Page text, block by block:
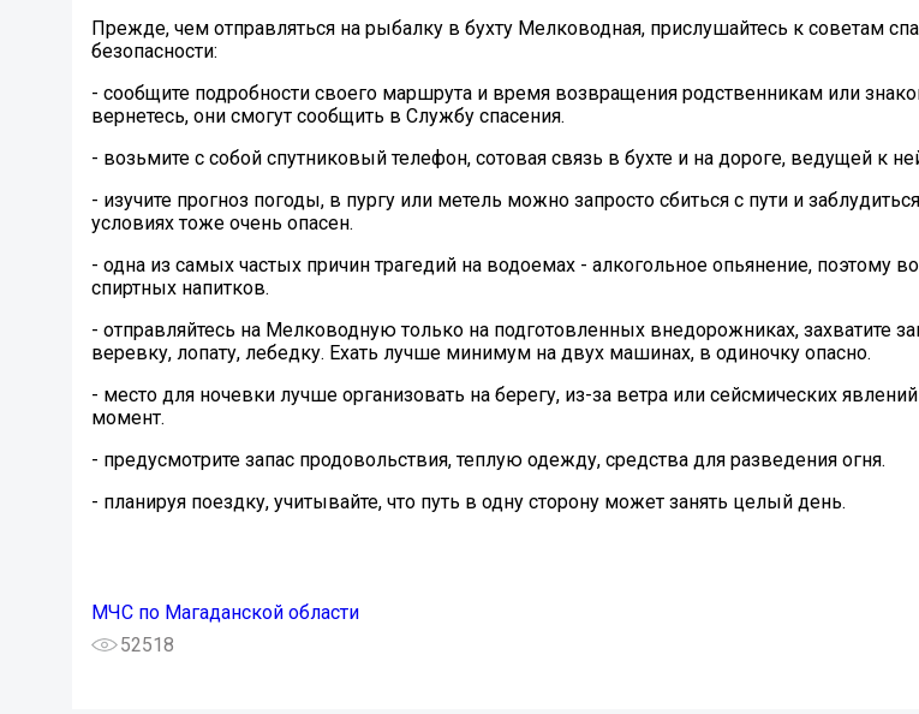
Прежде, чем отправляться на рыбалку в бухту Мелководная, прислушайтесь к советам
безопасности:
- сообщите подробности своего маршрута и время возвращения родственникам или
вернетесь, они смогут сообщить в Службу спасения.
- возьмите с собой спутниковый телефон, сотовая связь в бухте и на дороге, ведущей к
- изучите прогноз погоды, в пургу или метель можно запросто сбиться с пути и
условиях тоже очень опасен.
- одна из самых частых причин трагедий на водоемах - алкогольное опьянение, поэтому
спиртных напитков.
- отправляйтесь на Мелководную только на подготовленных внедорожниках, захватите
веревку, лопату, лебедку. Ехать лучше минимум на двух машинах, в одиночку опасно.
- место для ночевки лучше организовать на берегу, из-за ветра или сейсмических
момент.
- предусмотрите запас продовольствия, теплую одежду, средства для разведения огня.
- планируя поездку, учитывайте, что путь в одну сторону может занять целый день.
МЧС по Магаданской области
52518